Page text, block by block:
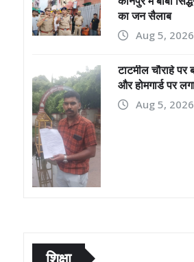
का जन सैलाब
Aug 5, 2026
टाटमील चौराहे
और होमगार्ड पर
Aug 5, 2026